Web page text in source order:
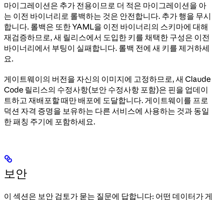
마이그레이션은 추가 전용이므로 더 적은 마이그레이션을 아
는 이전 바이너리로 롤백하는 것은 안전합니다. 추가 행을 무시
합니다. 롤백은 또한 YAML을 이전 바이너리의 스키마에 대해
재검증하므로, 새 릴리스에서 도입한 키를 채택한 구성은 이전
바이너리에서 부팅이 실패합니다. 롤백 전에 새 키를 제거하세
요.
게이트웨이의 버전을 자신의 이미지에 고정하므로, 새 Claude
Code 릴리스의 수정사항(보안 수정사항 포함)은 핀을 업데이
트하고 재배포할 때만 배포에 도달합니다. 게이트웨이를 프로
덕션 자격 증명을 보유하는 다른 서비스에 사용하는 것과 동일
한 패칭 주기에 포함하세요.
보안
이 섹션은 보안 검토가 묻는 질문에 답합니다: 어떤 데이터가 게